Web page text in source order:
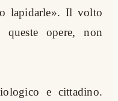
lapidarle». Il volto
opere, non
e cittadino.